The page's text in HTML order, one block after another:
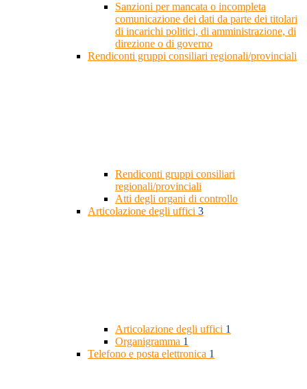
Sanzioni per mancata o incompleta
comunicazione dei dati da parte dei titolari
di incarichi politici, di amministrazione, di
direzione o di governo
Rendiconti gruppi consiliari regionali/provinciali
Rendiconti gruppi consiliari
regionali/provinciali
Atti degli organi di controllo
Articolazione degli uffici 3
Articolazione degli uffici 1
Organigramma 1
Telefono e posta elettronica 1